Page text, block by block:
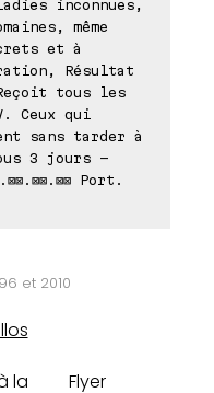
inconnues,
même
et à
Résultat
tous les
Ceux qui
sans tarder à
3 jours -
Port.
et 2010
la
Flyer